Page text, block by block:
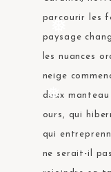
❅
parcourir les
paysage
les nuances
neige
doux
ours, qui
qui
ne serait-il